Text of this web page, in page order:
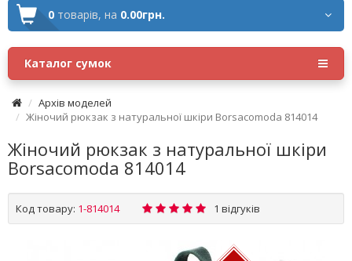
0 товарів, на 0.00грн.
Каталог сумок
Архів моделей
Жіночий рюкзак з натуральної шкіри Borsacomoda 814014
Жіночий рюкзак з натуральної шкіри
Borsacomoda 814014
Код товару: 1-814014 1 відгуків